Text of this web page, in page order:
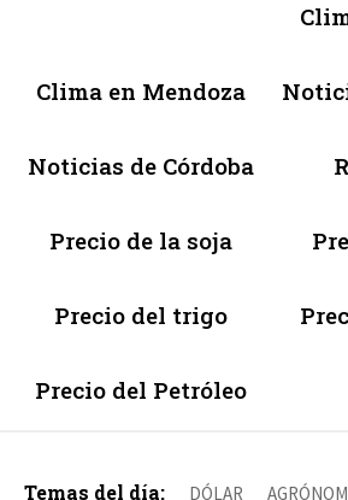
Clima en Mendoza
Noticias de Córdoba
Precio de la soja
Precio del trigo
Precio del Petróleo
Temas del día: DÓLAR